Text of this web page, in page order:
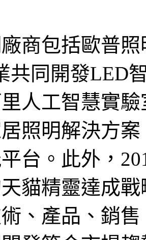
商包括歐普
共同開發LED
人工智慧實
照明解決方
台。此外，
貓精靈達成
、產品、銷